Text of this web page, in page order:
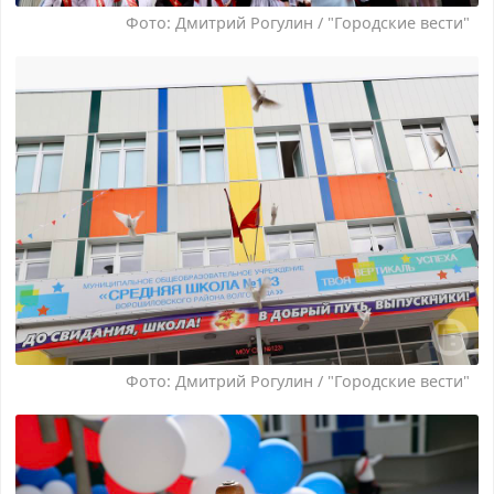
Фото: Дмитрий Рогулин / "Городские вести"
Фото: Дмитрий Рогулин / "Городские вести"